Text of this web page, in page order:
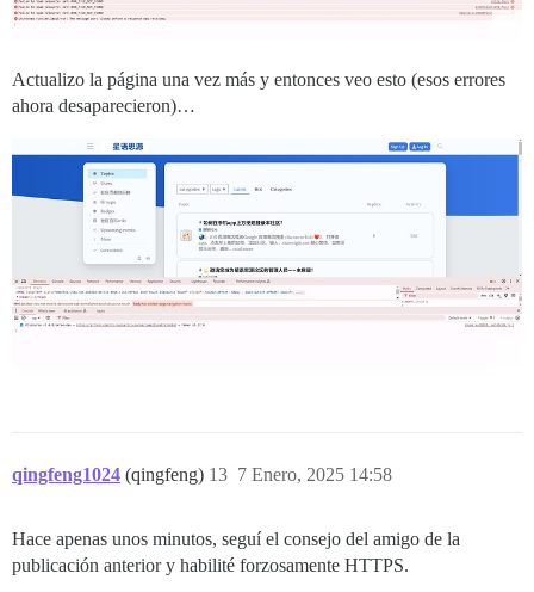
Actualizo la página una vez más y entonces veo esto (esos errores
ahora desaparecieron)…
qingfeng1024 (qingfeng) 7 Enero, 2025 14:58
13
Hace apenas unos minutos, seguí el consejo del amigo de la
publicación anterior y habilité forzosamente HTTPS.